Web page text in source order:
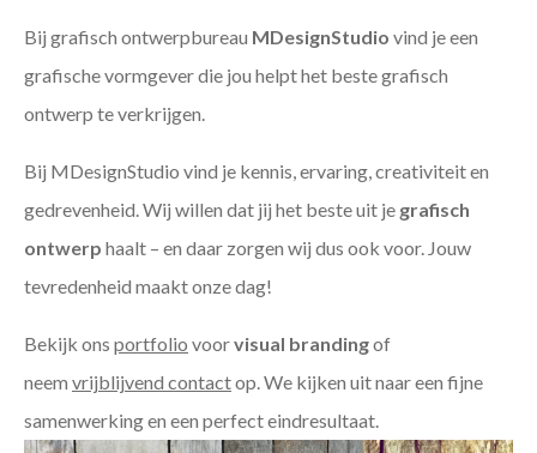
Bij grafisch ontwerpbureau MDesignStudio vind je een
grafische vormgever die jou helpt het beste grafisch
ontwerp te verkrijgen.
Bij MDesignStudio vind je kennis, ervaring, creativiteit en
gedrevenheid. Wij willen dat jij het beste uit je grafisch
ontwerp haalt – en daar zorgen wij dus ook voor. Jouw
tevredenheid maakt onze dag!
Bekijk ons portfolio voorvisual brandingof
neem vrijblijvend contactop. We kijken uit naar een fijne
samenwerking en een perfect eindresultaat.